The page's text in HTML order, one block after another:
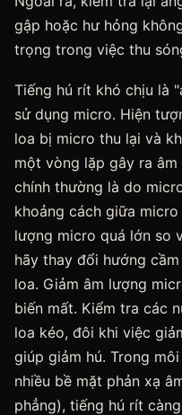
gập hoặc hư hỏng
trọng trong việc thu
Tiếng hú rít khó chịu là
sử dụng micro. Hiện
loa bị micro thu lại và
một vòng lặp gây ra
chính thường là do
khoảng cách giữa
lượng micro quá lớn so
hãy thay đổi hướng
loa. Giảm âm lượng
biến mất. Kiểm tra các
loa kéo, đôi khi việc
giúp giảm hú. Trong
nhiều bề mặt phản xạ
phẳng), tiếng hú rít